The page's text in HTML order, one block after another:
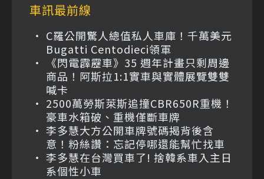
車訊最前線
C羅公開驚人總值私人車庫！千萬美元
Bugatti Centodieci領軍
《閃電霹靂車》35 週年計畫只剩周邊
商品！阿斯拉1:1實車與實體展覽雙雙
喊卡
2500萬勞斯萊斯追撞CBR650R重機！
豪車水箱破、重機僅斷車牌
李多慧大方公開車牌號碼揭背後含
意！粉絲讚：忘記停哪還能幫忙找車
李多慧在台灣買車了! 捨韓系車入主日
系個性小車